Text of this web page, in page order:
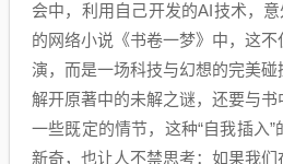
会中，利用自己开发的AI技术，
的网络小说《书卷一梦》中，这
演，而是一场科技与幻想的完美
解开原著中的未解之谜，还要与
一些既定的情节，这种“自我插入”
新奇，也让人不禁思考：如果我